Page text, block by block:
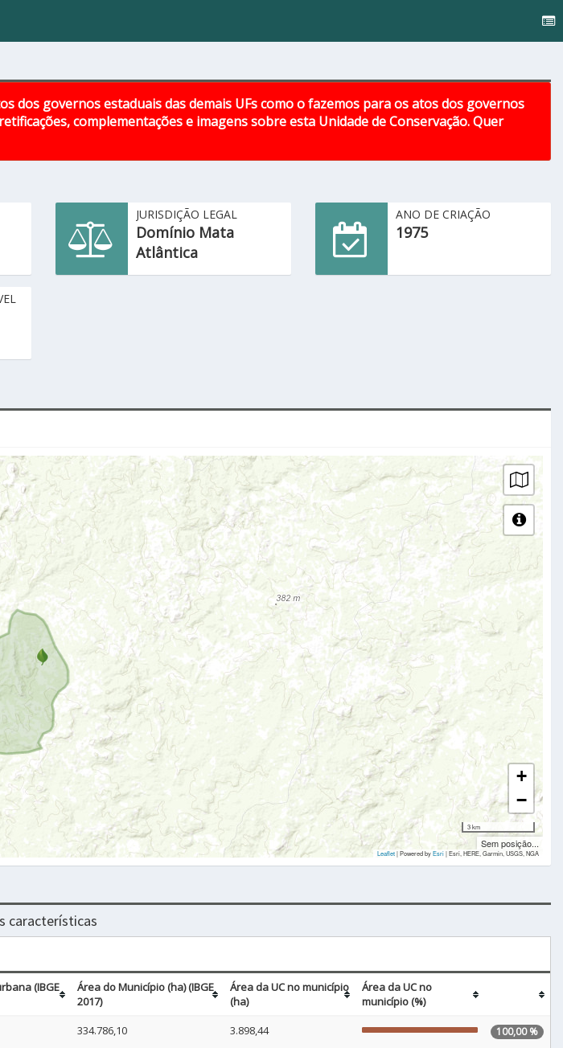
dos governos estaduais das demais UFs como o fazemos para os atos dos governos
complementações e imagens sobre esta Unidade de Conservação. Quer
JURISDIÇÃO LEGAL
Domínio Mata
Atlântica
ANO DE CRIAÇÃO
1975
+
−
3 km
Sem posição...
Leaflet| Powered byEsri|Esri, HERE, Garmin, USGS, NGA
características
(IBGE
Área do Município (ha) (IBGE
2017)
Área da UC no município
(ha)
Área da UC no
município (%)
334.786,10 3.898,44 100,00 %